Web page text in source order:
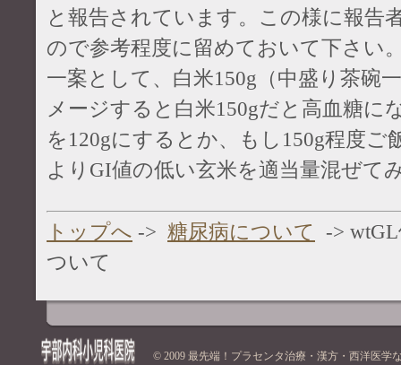
と報告されています。この様に報告
ので参考程度に留めておいて下さい
一案として、白米150g（中盛り茶碗
メージすると白米150gだと高血糖に
を120gにするとか、もし150g程度ご
よりGI値の低い玄米を適当量混ぜて
トップへ -> 糖尿病について
->
ついて
© 2009 最先端！プラセンタ治療・漢方・西洋医学